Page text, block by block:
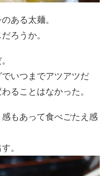
ある太麺。
ろうか。
いつまでアツアツだ
ることはなかった。
もあって食べごたえ感
。